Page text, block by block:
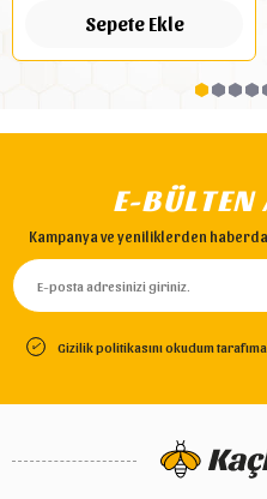
Sepete Ekle
E-
Kampanya ve yeniliklerden
Gizilik politikasını okudum